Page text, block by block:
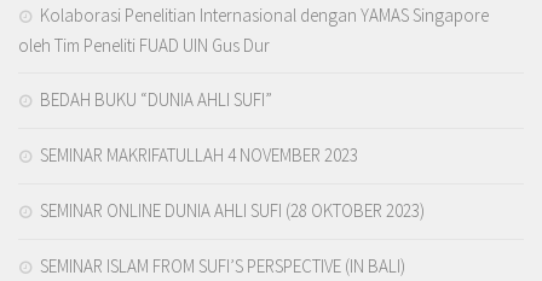
Kolaborasi Penelitian Internasional dengan YAMAS Singapore
oleh Tim Peneliti FUAD UIN Gus Dur
BEDAH BUKU “DUNIA AHLI SUFI”
SEMINAR MAKRIFATULLAH 4 NOVEMBER 2023
SEMINAR ONLINE DUNIA AHLI SUFI (28 OKTOBER 2023)
SEMINAR ISLAM FROM SUFI’S PERSPECTIVE (IN BALI)